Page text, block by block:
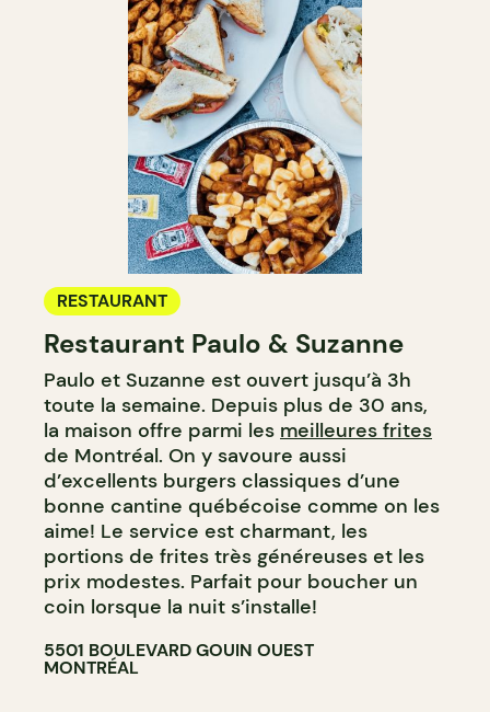
RESTAURANT
Restaurant Paulo & Suzanne
Paulo et Suzanne est ouvert jusqu’à 3h
toute la semaine. Depuis plus de 30 ans,
la maison offre parmi les meilleures frites
de Montréal. On y savoure aussi
d’excellents burgers classiques d’une
bonne cantine québécoise comme on les
aime! Le service est charmant, les
portions de frites très généreuses et les
prix modestes. Parfait pour boucher un
coin lorsque la nuit s’installe!
5501 BOULEVARD GOUIN OUEST
MONTRÉAL